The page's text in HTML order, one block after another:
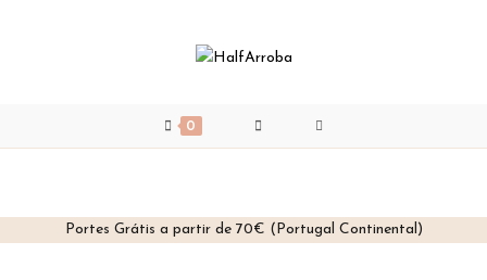
Portes Grátis a partir de 70€ (Portugal Continental)
0